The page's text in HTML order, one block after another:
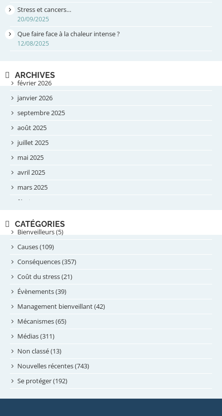
Stress et cancers…
20/09/2025
Que faire face à la chaleur intense ?
12/08/2025
ARCHIVES
février 2026
janvier 2026
septembre 2025
août 2025
juillet 2025
mai 2025
avril 2025
mars 2025
février 2025
septembre 2024
août 2024
juillet 2024
juin 2024
mai 2024
avril 2024
février 2024
janvier 2024
novembre 2023
octobre 2023
septembre 2023
CATÉGORIES
Bienveilleurs (5)
Causes (109)
Conséquences (357)
Coût du stress (21)
Évènements (39)
Management bienveillant (42)
Mécanismes (65)
Médias (311)
Non classé (13)
Nouvelles récentes (743)
Se protéger (192)